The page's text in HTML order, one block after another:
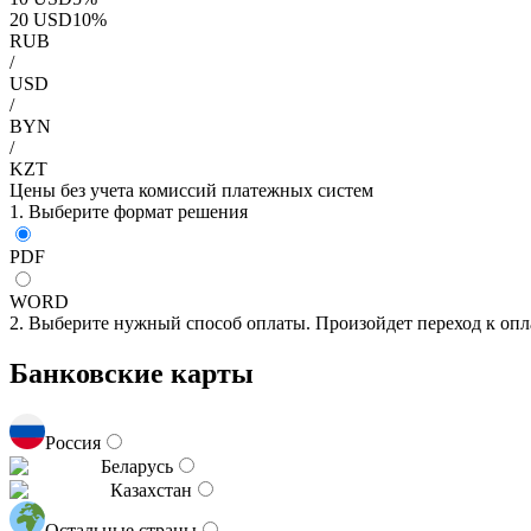
20 USD10%
RUB
/
USD
/
BYN
/
KZT
Цены без учета комиссий платежных систем
1. Выберите формат решения
PDF
WORD
2. Выберите нужный способ оплаты. Произойдет переход к
Банковские карты
Россия
Беларусь
Казахстан